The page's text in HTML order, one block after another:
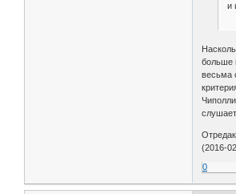
и
больше
весьма
(2016-
0